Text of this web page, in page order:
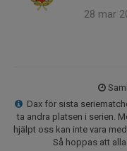
28 mar
Dax för sista
ta andra platsen i serien.
hjälpt oss kan inte vara
Så hoppas att